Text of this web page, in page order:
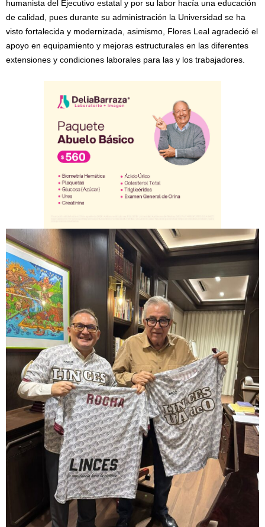
humanista del Ejecutivo estatal y por su labor hacía una educación
de calidad, pues durante su administración la Universidad se ha
visto fortalecida y modernizada, asimismo, Flores Leal agradeció el
apoyo en equipamiento y mejoras estructurales en las diferentes
extensiones y condiciones laborales para las y los trabajadores.